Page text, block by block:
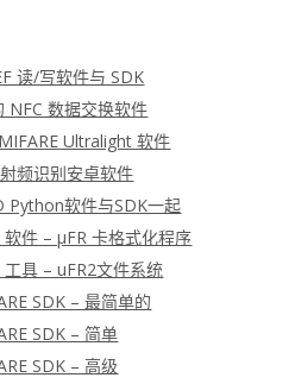
读/写软件与 SDK
NFC 数据交换软件
Ultralight 软件
频识别安卓软件
Python软件与SDK一起
软件 – μFR 卡格式化程序
工具 – uFR2文件系统
SDK – 最简单的
SDK – 简单
SDK – 高级